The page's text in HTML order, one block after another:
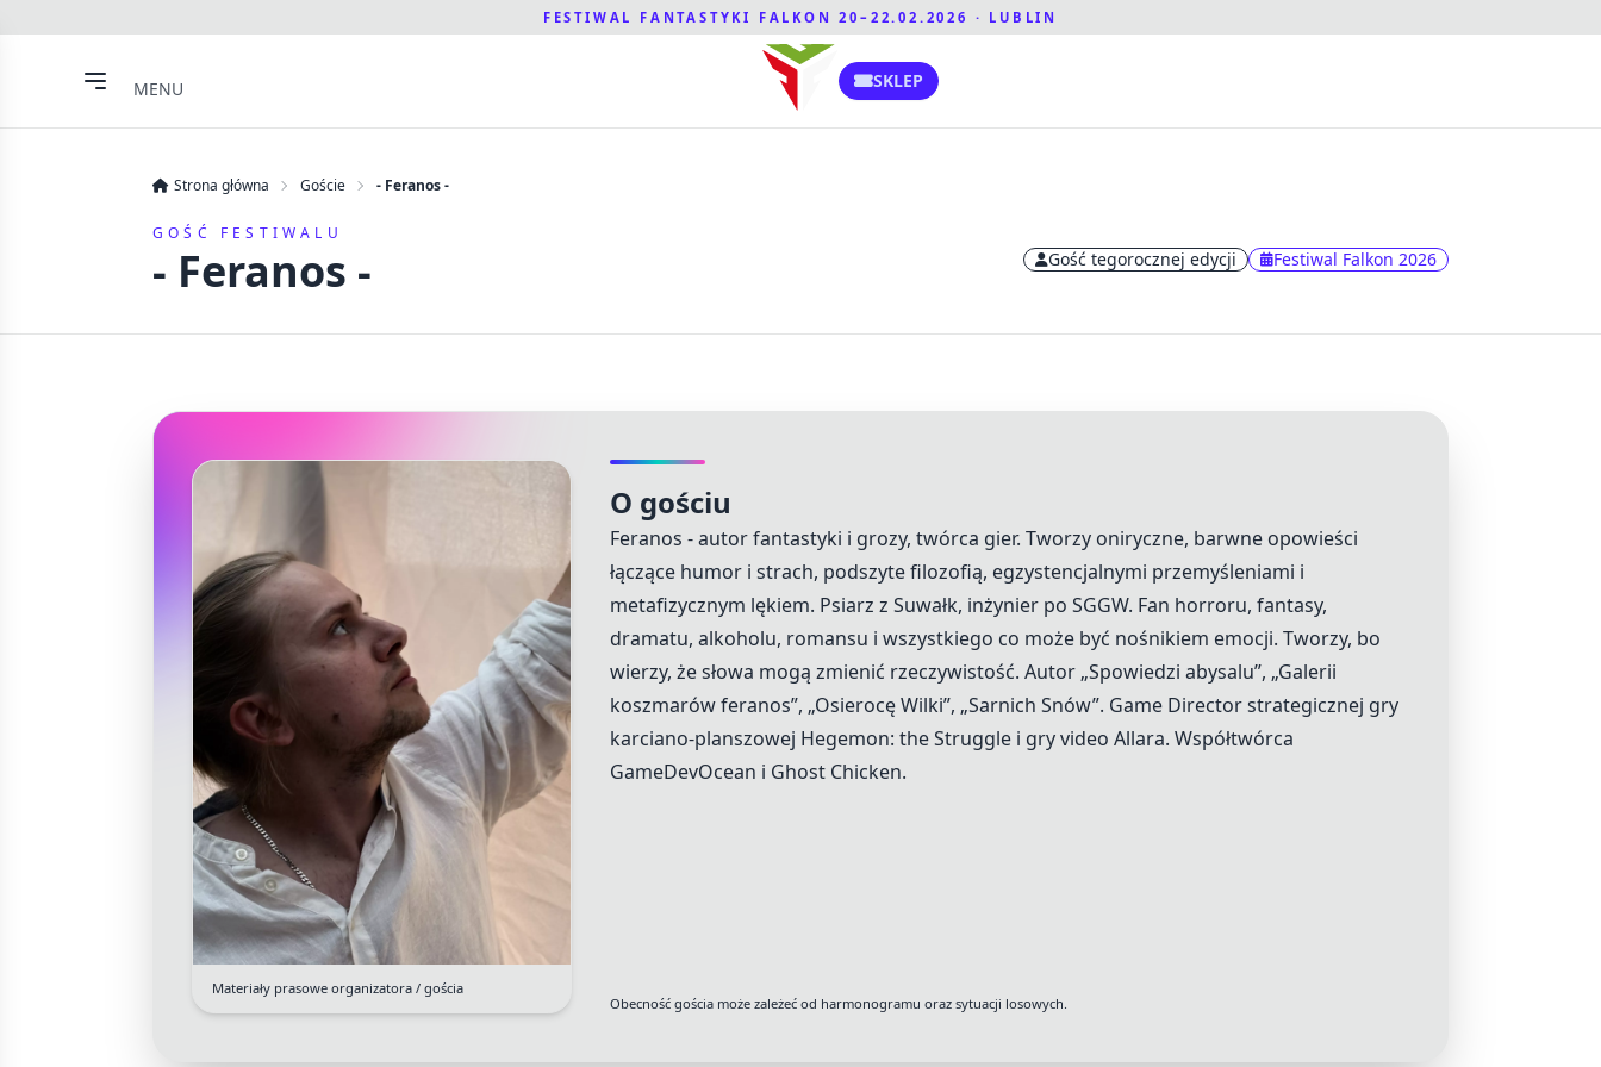
FESTIWAL FANTASTYKI FALKON 20–22.02.2026 · LUBLIN
MENU SKLEP
Strona główna Goście - Feranos -
GOŚĆ FESTIWALU
- Feranos - Gość tegorocznej edycji Festiwal Falkon 2026
Materiały prasowe organizatora / gościa
O gościu
Feranos - autor fantastyki i grozy, twórca gier. Tworzy oniryczne, barwne opowieści
łączące humor i strach, podszyte filozofią, egzystencjalnymi przemyśleniami i
metafizycznym lękiem. Psiarz z Suwałk, inżynier po SGGW. Fan horroru, fantasy,
dramatu, alkoholu, romansu i wszystkiego co może być nośnikiem emocji. Tworzy, bo
wierzy, że słowa mogą zmienić rzeczywistość. Autor „Spowiedzi abysalu”, „Galerii
koszmarów feranos”, „Osierocę Wilki”, „Sarnich Snów”. Game Director strategicznej gry
karciano-planszowej Hegemon: the Struggle i gry video Allara. Współtwórca
GameDevOcean i Ghost Chicken.
Obecność gościa może zależeć od harmonogramu oraz sytuacji losowych.